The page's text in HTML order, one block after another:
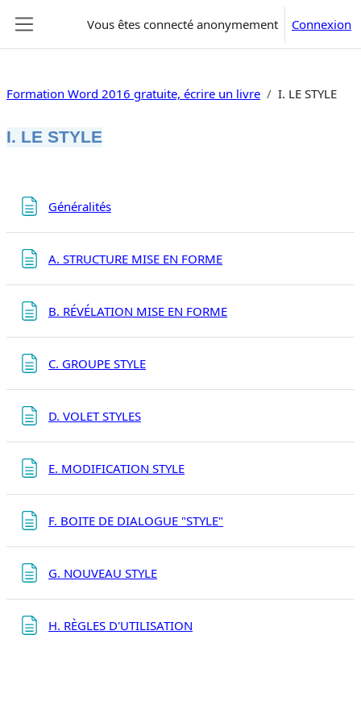
Vous êtes connecté anonymement Connexion
Formation Word 2016 gratuite, écrire un livre I. LE STYLE
I. LE STYLE
GénéralitésPage
A. STRUCTURE MISE EN FORMEPage
B. RÉVÉLATION MISE EN FORMEPage
C. GROUPE STYLEPage
D. VOLET STYLESPage
E. MODIFICATION STYLEPage
F. BOITE DE DIALOGUE "STYLE"
G. NOUVEAU STYLEPage
H. RÈGLES D'UTILISATION